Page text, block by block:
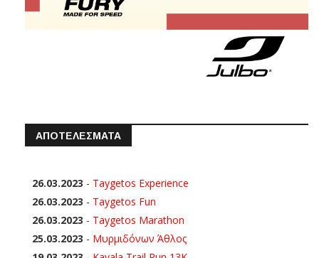
ΑΠΟΤΕΛΕΣΜΑΤΑ
26.03.2023 - Taygetos Experience
26.03.2023 - Taygetos Fun
26.03.2023 - Taygetos Marathon
25.03.2023 - Μυρμιδόνων Άθλος